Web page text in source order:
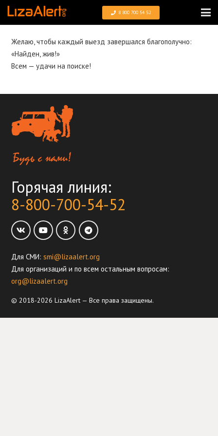
8 800 700 54 52
Желаю, чтобы каждый выезд завершался благополучно:
«Найден, жив!»
Всем — удачи на поиске!
Горячая линия:
8-800-700-54-52
Для СМИ: smi@lizaalert.org
Для организаций и по всем остальным вопросам:
org@lizaalert.org
© 2018-2026 LizaAlert — Все права защищены.